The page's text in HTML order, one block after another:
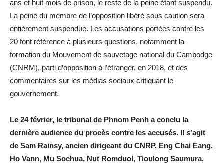
ans et huit mois de prison, le reste de la peine étant suspendu.
La peine du membre de l’opposition libéré sous caution sera
entièrement suspendue. Les accusations portées contre les
20 font référence à plusieurs questions, notamment la
formation du Mouvement de sauvetage national du Cambodge
(CNRM), parti d’opposition à l’étranger, en 2018, et des
commentaires sur les médias sociaux critiquant le
gouvernement.
Le 24 février, le tribunal de Phnom Penh a conclu la
dernière audience du procès contre les accusés. Il s’agit
de Sam Rainsy, ancien dirigeant du CNRP, Eng Chai Eang,
Ho Vann, Mu Sochua, Nut Romduol, Tioulong Saumura,